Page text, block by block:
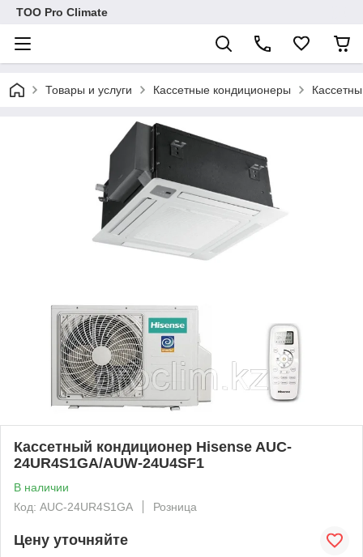
ТОО Pro Climate
Товары и услуги Кассетные кондиционеры
Кассетный кондиционер Hisense AUC-
24UR4S1GA/AUW-24U4SF1
В наличии
Код: AUC-24UR4S1GA
Розница
Цену уточняйте